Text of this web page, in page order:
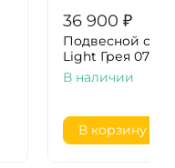
36 900 ₽
Подвесной
Light Грея
В наличии
В корзину